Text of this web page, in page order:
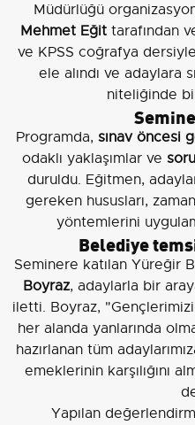
Müdürlüğü
Mehmet Eğittarafından
ve KPSS coğrafya
ele alındı ve adaylara
niteliğinde
Programda, sınav öncesi
odaklı yaklaşımlar ve
duruldu. Eğitmen,
gereken hususları,
yöntemlerini
Belediye
Seminere katılan Yüreğir
Boyraz, adaylarla bir
iletti. Boyraz,
her alanda yanlarında
hazırlanan tüm
emeklerinin karşılığını
Yapılan